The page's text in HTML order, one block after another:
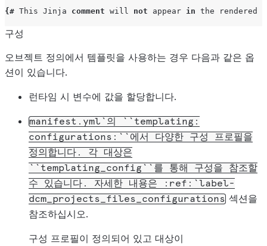
{# This Jinja comment will not appear in the rendered
구성
오브젝트 정의에서 템플릿을 사용하는 경우 다음과 같은 옵
션이 있습니다.
런타임 시 변수에 값을 할당합니다.
manifest.yml`의
``templating:
configurations:``에서
다양한 구성
프로필을
정의합니다.
각
대상은
``templating_config``를
통해 구성을
참조할
수
있습니다. 자세한 내용은
:ref:`label-
dcm_projects_files_configurations 섹션을
참조하십시오.
구성 프로필이 정의되어 있고 대상이